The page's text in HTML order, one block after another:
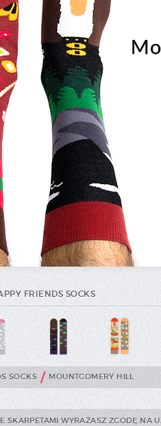
FRIENDS SOCKS
SOCKS / MOUNTGOMERY HILL
SKARPETAMI WYRAŻASZ ZGODĘ